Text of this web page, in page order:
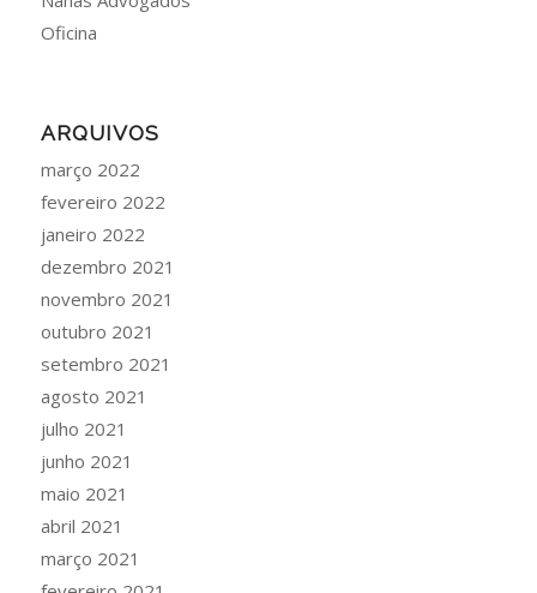
Oficina
ARQUIVOS
março 2022
fevereiro 2022
janeiro 2022
dezembro 2021
novembro 2021
outubro 2021
setembro 2021
agosto 2021
julho 2021
junho 2021
maio 2021
abril 2021
março 2021